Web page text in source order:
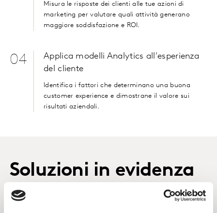
Misura le risposte dei clienti alle tue azioni di
marketing per valutare quali attività generano
maggiore soddisfazione e ROI.
04
Applica modelli Analytics all'esperienza
del cliente
Identifica i fattori che determinano una buona
customer experience e dimostrane il valore sui
risultati aziendali.
Soluzioni in evidenza
Customer Communication